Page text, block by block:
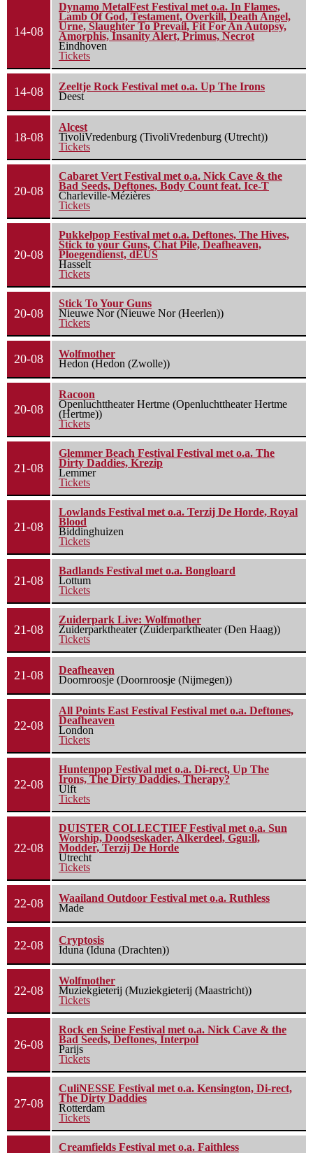
14-08
Dynamo MetalFest Festival met o.a. In Flames,
Lamb Of God, Testament, Overkill, Death Angel,
Urne, Slaughter To Prevail, Fit For An Autopsy,
Amorphis, Insanity Alert, Primus, Necrot
Eindhoven
Tickets
14-08
Zeeltje Rock Festival met o.a. Up The Irons
Deest
18-08
Alcest
TivoliVredenburg (TivoliVredenburg (Utrecht))
Tickets
20-08
Cabaret Vert Festival met o.a. Nick Cave & the
Bad Seeds, Deftones, Body Count feat. Ice-T
Charleville-Mézières
Tickets
20-08
Pukkelpop Festival met o.a. Deftones, The Hives,
Stick to your Guns, Chat Pile, Deafheaven,
Ploegendienst, dEUS
Hasselt
Tickets
20-08
Stick To Your Guns
Nieuwe Nor (Nieuwe Nor (Heerlen))
Tickets
20-08
Wolfmother
Hedon (Hedon (Zwolle))
20-08
Racoon
Openluchttheater Hertme (Openluchttheater Hertme
(Hertme))
Tickets
21-08
Glemmer Beach Festival Festival met o.a. The
Dirty Daddies, Krezip
Lemmer
Tickets
21-08
Lowlands Festival met o.a. Terzij De Horde, Royal
Blood
Biddinghuizen
Tickets
21-08
Badlands Festival met o.a. Bongloard
Lottum
Tickets
21-08
Zuiderpark Live: Wolfmother
Zuiderparktheater (Zuiderparktheater (Den Haag))
Tickets
21-08
Deafheaven
Doornroosje (Doornroosje (Nijmegen))
22-08
All Points East Festival Festival met o.a. Deftones,
Deafheaven
London
Tickets
22-08
Huntenpop Festival met o.a. Di-rect, Up The
Irons, The Dirty Daddies, Therapy?
Ulft
Tickets
22-08
DUISTER COLLECTIEF Festival met o.a. Sun
Worship, Doodseskader, Alkerdeel, Ggu:ll,
Modder, Terzij De Horde
Utrecht
Tickets
22-08
Waailand Outdoor Festival met o.a. Ruthless
Made
22-08
Cryptosis
Iduna (Iduna (Drachten))
22-08
Wolfmother
Muziekgieterij (Muziekgieterij (Maastricht))
Tickets
26-08
Rock en Seine Festival met o.a. Nick Cave & the
Bad Seeds, Deftones, Interpol
Parijs
Tickets
27-08
CuliNESSE Festival met o.a. Kensington, Di-rect,
The Dirty Daddies
Rotterdam
Tickets
Creamfields Festival met o.a. Faithless